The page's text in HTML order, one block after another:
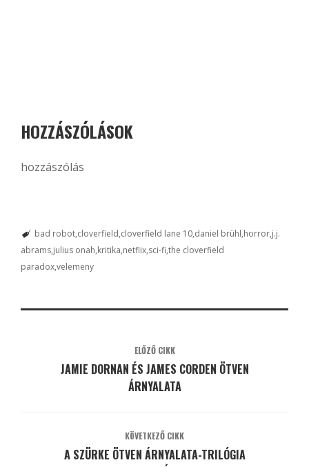
HOZZÁSZÓLÁSOK
hozzászólás
bad robot cloverfield cloverfield lane 10 daniel brühl horror j.j.
abrams julius onah kritika netflix sci-fi the cloverfield
paradoxvelemeny
ELŐZŐ CIKK
JAMIE DORNAN ÉS JAMES CORDEN ÖTVEN
ÁRNYALATA
KÖVETKEZŐ CIKK
A SZÜRKE ÖTVEN ÁRNYALATA-TRILÓGIA